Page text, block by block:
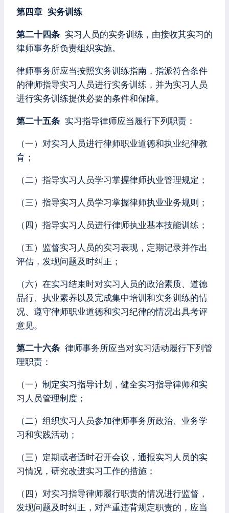
第四章 实务训练
第二十四条 实习人员的实务训练，由接收其实习的
律师事务所负责组织实施。
律师事务所应当按照实务训练指南，指派符合条件
的律师指导实习人员进行实务训练，并为实习人员
进行实务训练提供必要的条件和保障。
第二十五条 实习指导律师应当履行下列职责：
（一）对实习人员进行律师职业道德和执业纪律教
育；
（二）指导实习人员学习掌握律师执业管理规定；
（三）指导实习人员学习掌握律师执业业务规则；
（四）指导实习人员进行律师执业基本技能训练；
（五）监督实习人员的实习表现，定期记录并作出
评估，发现问题及时纠正；
（六）在实习结束时对实习人员的政治素质、道德
品行、执业素养以及完成集中培训和实务训练的情
况、遵守律师职业道德和实习纪律的情况出具考评
意见。
第二十六条 律师事务所应当对实习活动履行下列管
理职责：
（一）制定实习指导计划，健全实习指导律师和实
习人员管理制度；
（二）组织实习人员参加律师事务所政治、业务学
习和实践活动；
（三）定期或者适时召开会议，通报实习人员的实
习情况，研究改进实习工作的措施；
（四）对实习指导律师履行职责的情况进行监督，
发现问题及时纠正，对严重违背规定职责的，应当